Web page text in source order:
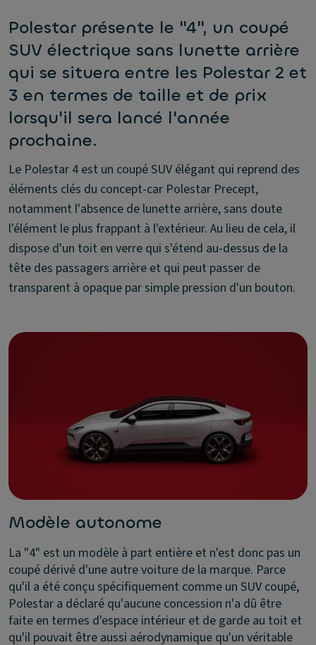
Polestar présente le "4", un coupé
SUV électrique sans lunette arrière
qui se situera entre les Polestar 2 et
3 en termes de taille et de prix
lorsqu'il sera lancé l'année
prochaine.
Le Polestar 4 est un coupé SUV élégant qui reprend des
éléments clés du concept-car Polestar Precept,
notamment l'absence de lunette arrière, sans doute
l'élément le plus frappant à l'extérieur. Au lieu de cela, il
dispose d'un toit en verre qui s'étend au-dessus de la
tête des passagers arrière et qui peut passer de
transparent à opaque par simple pression d'un bouton.
Modèle autonome
La "4" est un modèle à part entière et n'est donc pas un
coupé dérivé d'une autre voiture de la marque. Parce
qu'il a été conçu spécifiquement comme un SUV coupé,
Polestar a déclaré qu'aucune concession n'a dû être
faite en termes d'espace intérieur et de garde au toit et
qu'il pouvait être aussi aérodynamique qu'un véritable